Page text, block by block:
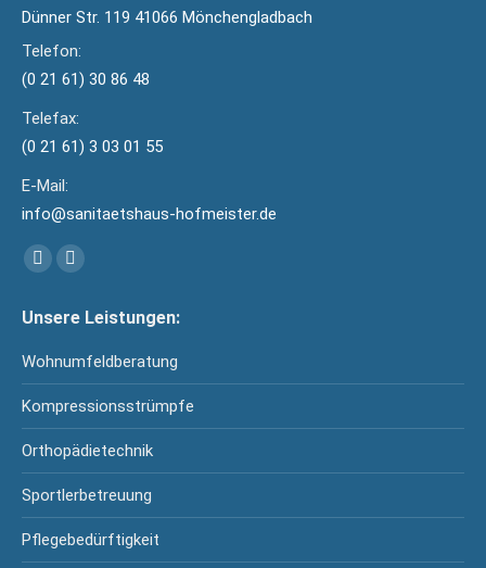
Dünner Str. 119 41066 Mönchengladbach
Telefon:
(0 21 61) 30 86 48
Telefax:
(0 21 61) 3 03 01 55
E-Mail:
info@sanitaetshaus-hofmeister.de
Finden Sie uns auf:
Facebook
opens
in
new
window
YouTube
opens
in
new
window
Unsere Leistungen:
Wohnumfeldberatung
Kompressionsstrümpfe
Orthopädietechnik
Sportlerbetreuung
Pflegebedürftigkeit